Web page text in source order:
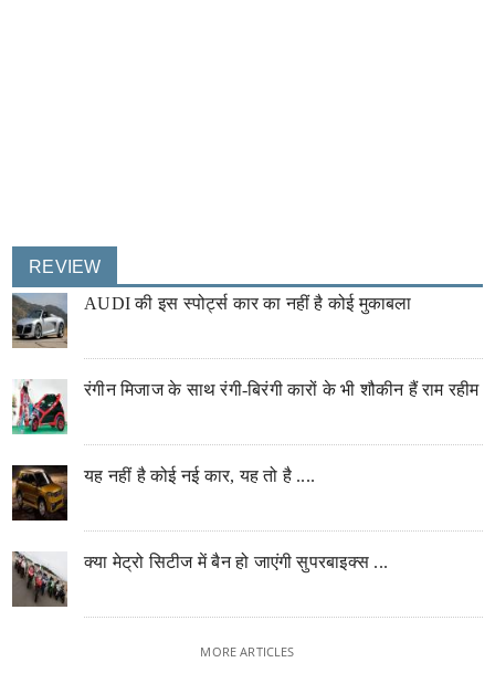
REVIEW
AUDI की इस स्पोर्ट्स कार का नहीं है कोई मुकाबला
रंगीन मिजाज के साथ रंगी-बिरंगी कारों के भी शौकीन हैं राम रहीम
यह नहीं है कोई नई कार, यह तो है ....
क्या मेट्रो सिटीज में बैन हो जाएंगी सुपरबाइक्स ...
MORE ARTICLES